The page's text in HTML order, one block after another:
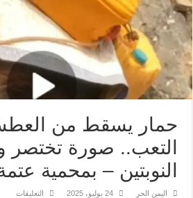
حمار يسقط من
التعب.. صورة تختصر
النوبتين – بمحمية
اليمن الحر 24 يوليو، 2025 التعليقات